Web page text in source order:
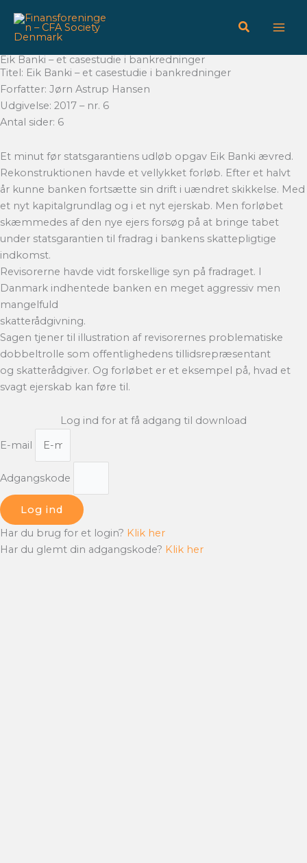
indholdet
Eik Banki – et casestudie i bankredninger
Titel: Eik Banki – et casestudie i bankredninger
Forfatter: Jørn Astrup Hansen
Udgivelse: 2017 – nr. 6
Antal sider: 6
Et minut før statsgarantiens udløb opgav Eik Banki ævred.
Rekonstruktionen havde et vellykket forløb. Efter et halvt
år kunne banken fortsætte sin drift i uændret skikkelse. Med
et nyt kapitalgrundlag og i et nyt ejerskab. Men forløbet
skæmmedes af den nye ejers forsøg på at bringe tabet
under statsgarantien til fradrag i bankens skattepligtige
indkomst.
Revisorerne havde vidt forskellige syn på fradraget. I
Danmark indhentede banken en meget aggressiv men
mangelfuld
skatterådgivning.
Sagen tjener til illustration af revisorernes problematiske
dobbeltrolle som offentlighedens tillidsrepræsentant
og skatterådgiver. Og forløbet er et eksempel på, hvad et
svagt ejerskab kan føre til.
Log ind for at få adgang til download
E-mail
Adgangskode
Log ind
Har du brug for et login? Klik her
Har du glemt din adgangskode? Klik her